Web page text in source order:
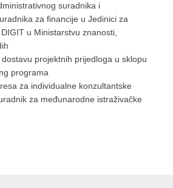
suradnika i
za financije u Jedinici za
u Ministarstvu znanosti,
projektnih prijedloga u sklopu
programa
za individualne konzultantske
za međunarodne istraživačke